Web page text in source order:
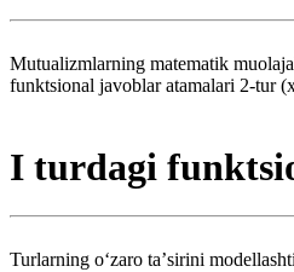
Mutualizmlarning matematik
funktsional javoblar atamalari 2-tur
I turdagi
Turlarning oʻzaro taʼsirini